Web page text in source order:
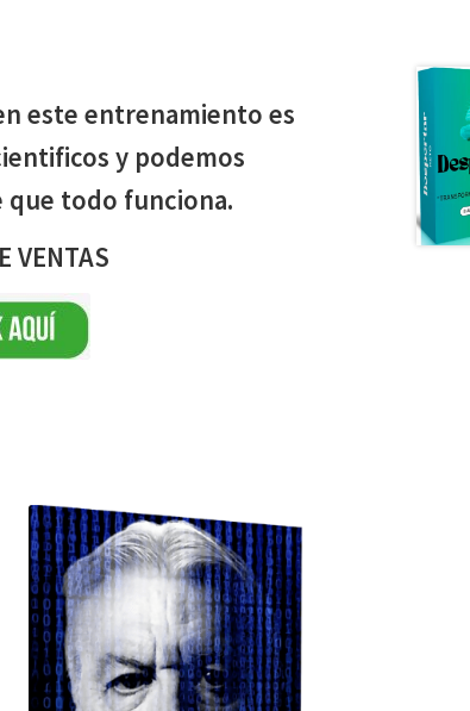
este entrenamiento es
y podemos
que todo funciona.
VENTAS